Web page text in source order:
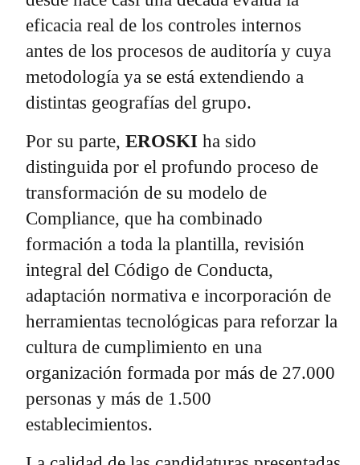
eficacia real de los controles internos
antes de los procesos de auditoría y cuya
metodología ya se está extendiendo a
distintas geografías del grupo.
Por su parte, EROSKI ha sido
distinguida por el profundo proceso de
transformación de su modelo de
Compliance, que ha combinado
formación a toda la plantilla, revisión
integral del Código de Conducta,
adaptación normativa e incorporación de
herramientas tecnológicas para reforzar la
cultura de cumplimiento en una
organización formada por más de 27.000
personas y más de 1.500
establecimientos.